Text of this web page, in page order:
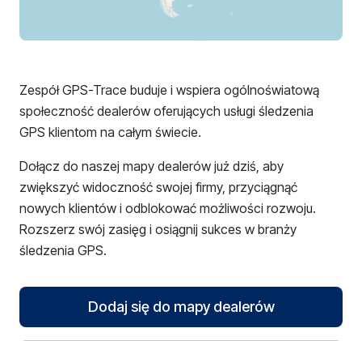
Zespół GPS-Trace buduje i wspiera ogólnoświatową
społeczność dealerów oferujących usługi śledzenia
GPS klientom na całym świecie.
Dołącz do naszej mapy dealerów już dziś, aby
zwiększyć widoczność swojej firmy, przyciągnąć
nowych klientów i odblokować możliwości rozwoju.
Rozszerz swój zasięg i osiągnij sukces w branży
śledzenia GPS.
Dodaj się do mapy dealerów